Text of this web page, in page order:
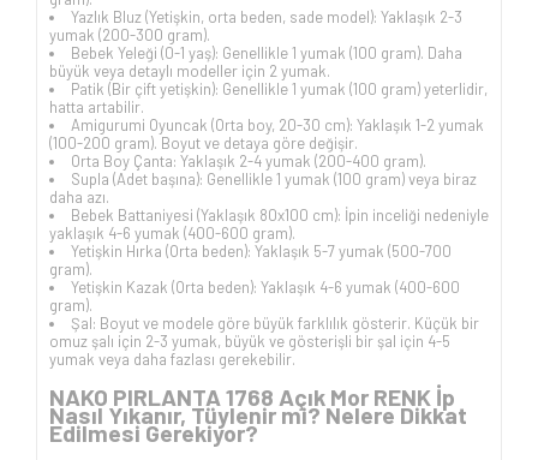
Yazlık Bluz (Yetişkin, orta beden, sade model): Yaklaşık 2-3
yumak (200-300 gram).
Bebek Yeleği (0-1 yaş): Genellikle 1 yumak (100 gram). Daha
büyük veya detaylı modeller için 2 yumak.
Patik (Bir çift yetişkin): Genellikle 1 yumak (100 gram) yeterlidir,
hatta artabilir.
Amigurumi Oyuncak (Orta boy, 20-30 cm): Yaklaşık 1-2 yumak
(100-200 gram). Boyut ve detaya göre değişir.
Orta Boy Çanta: Yaklaşık 2-4 yumak (200-400 gram).
Supla (Adet başına): Genellikle 1 yumak (100 gram) veya biraz
daha azı.
Bebek Battaniyesi (Yaklaşık 80x100 cm): İpin inceliği nedeniyle
yaklaşık 4-6 yumak (400-600 gram).
Yetişkin Hırka (Orta beden): Yaklaşık 5-7 yumak (500-700
gram).
Yetişkin Kazak (Orta beden): Yaklaşık 4-6 yumak (400-600
gram).
Şal: Boyut ve modele göre büyük farklılık gösterir. Küçük bir
omuz şalı için 2-3 yumak, büyük ve gösterişli bir şal için 4-5
yumak veya daha fazlası gerekebilir.
NAKO PIRLANTA 1768 Açık Mor RENK İp
Nasıl Yıkanır, Tüylenir mi? Nelere Dikkat
Edilmesi Gerekiyor?